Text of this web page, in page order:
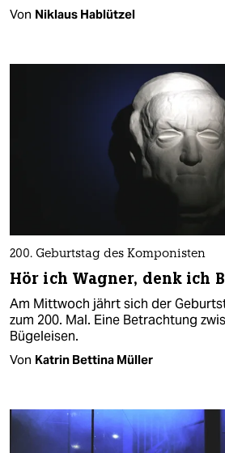
Von Niklaus Hablützel
200. Geburtstag des Komponisten
Hör ich Wagner, denk ich
Am Mittwoch jährt sich der
zum 200. Mal. Eine Betrachtung
Bügeleisen.
Von Katrin Bettina Müller